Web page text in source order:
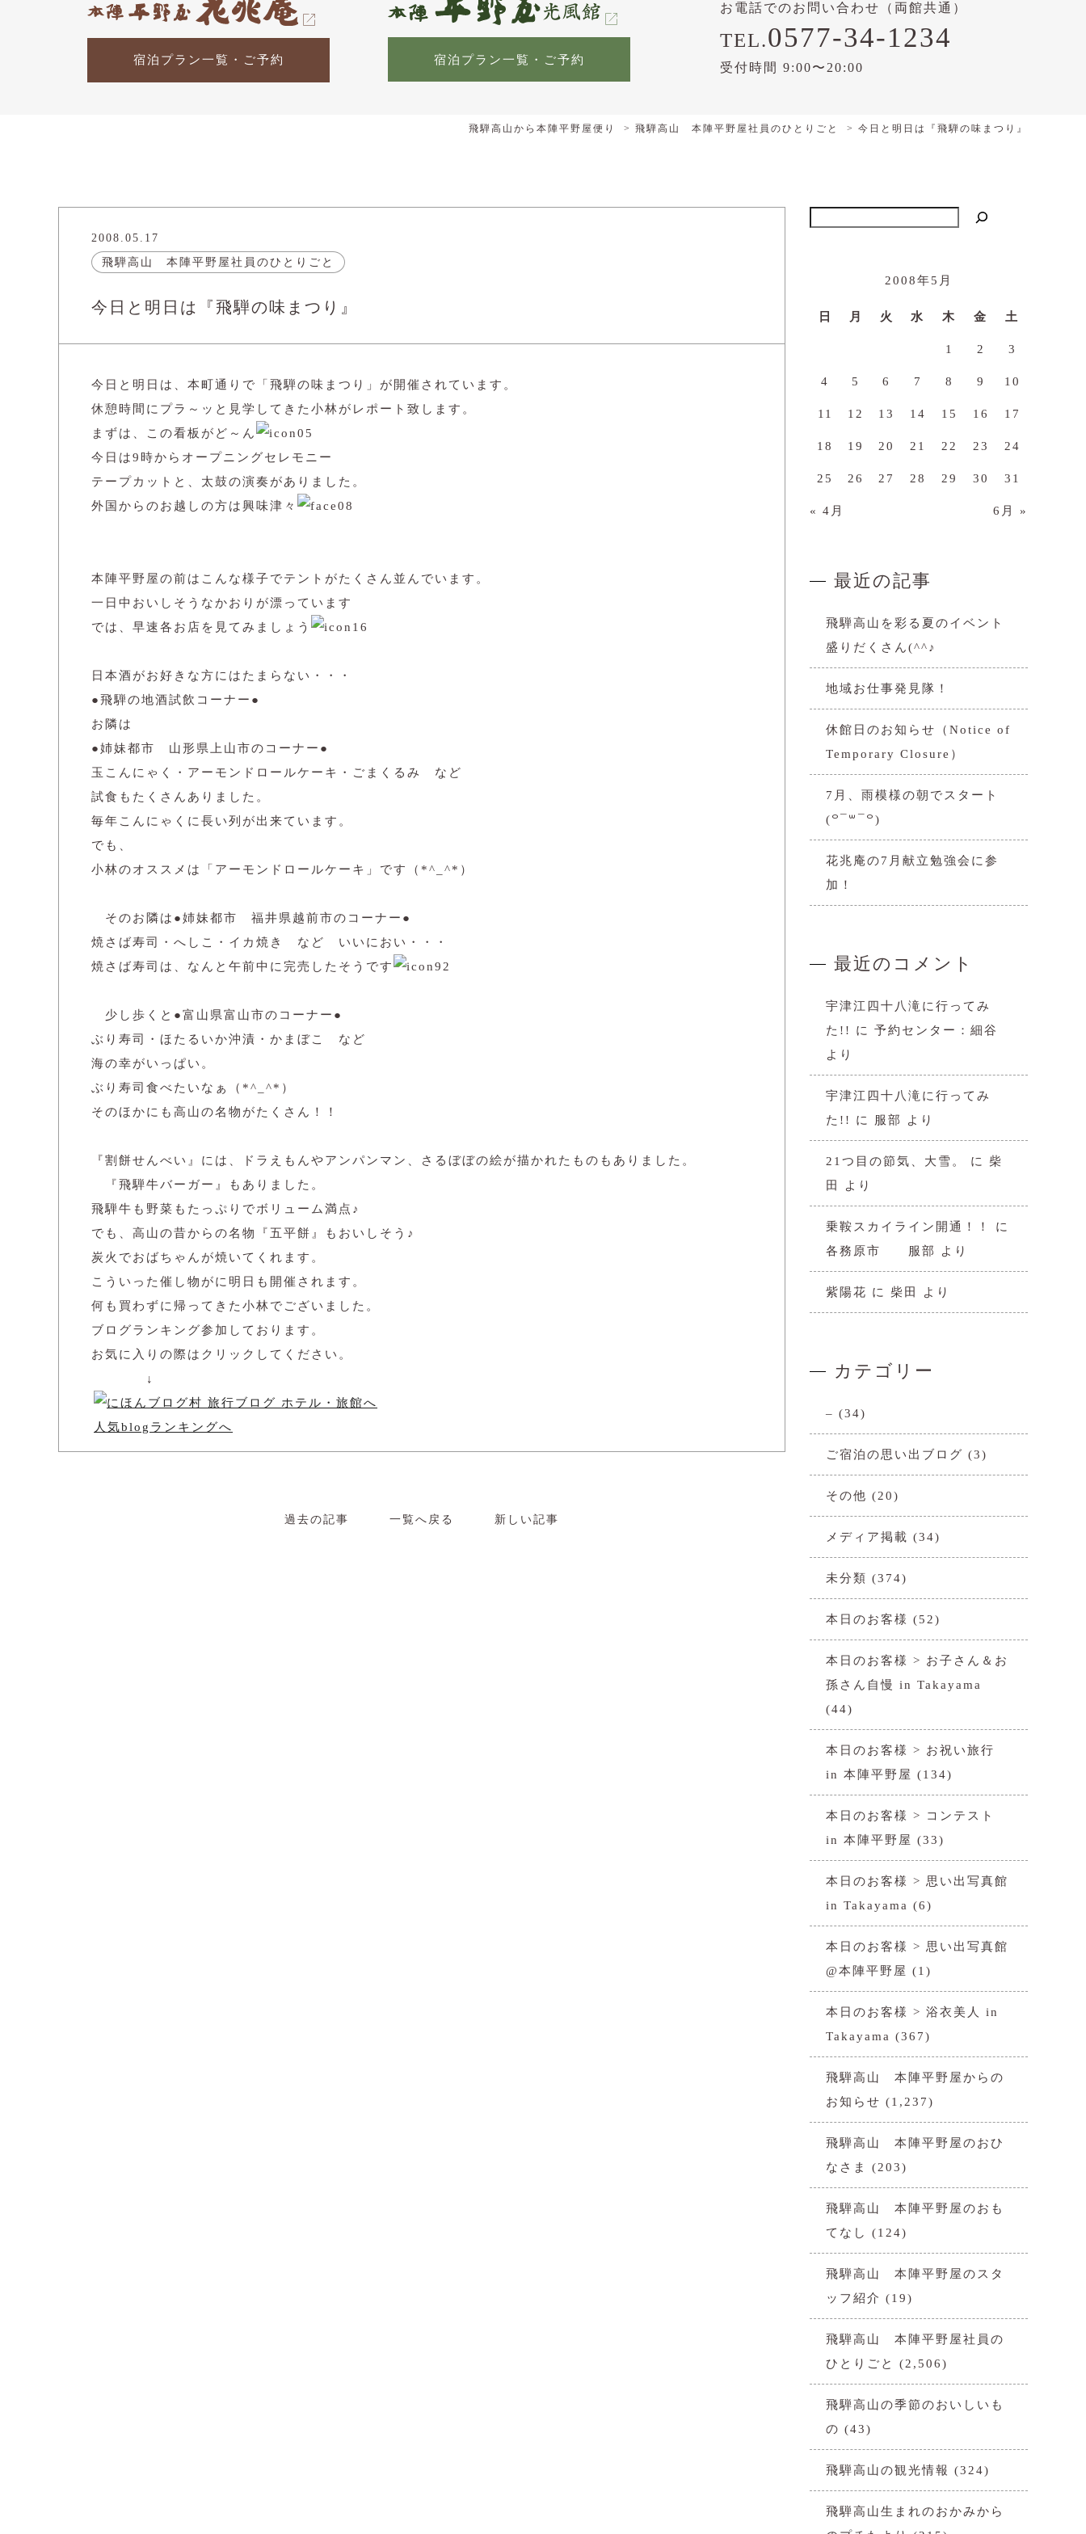
宿泊プラン一覧・ご予約 宿泊プラン一覧・ご予約
お電話でのお問い合わせ（両館共通）
TEL.0577-34-1234
受付時間 9:00〜20:00
飛騨高山から本陣平野屋便り 飛騨高山 本陣平野屋社員のひとりごと 今日と明日は『飛騨の味まつり』
2008.05.17
飛騨高山 本陣平野屋社員のひとりごと
今日と明日は『飛騨の味まつり』
今日と明日は、本町通りで「飛騨の味まつり」が開催されています。
休憩時間にプラ～ッと見学してきた小林がレポート致します。
まずは、この看板がど～ん
今日は9時からオープニングセレモニー
テープカットと、太鼓の演奏がありました。
外国からのお越しの方は興味津々
本陣平野屋の前はこんな様子でテントがたくさん並んでいます。
一日中おいしそうなかおりが漂っています
では、早速各お店を見てみましょう
日本酒がお好きな方にはたまらない・・・
●飛騨の地酒試飲コーナー●
お隣は
●姉妹都市 山形県上山市のコーナー●
玉こんにゃく・アーモンドロールケーキ・ごまくるみ など
試食もたくさんありました。
毎年こんにゃくに長い列が出来ています。
でも、
小林のオススメは「アーモンドロールケーキ」です（*^_^*）
そのお隣は●姉妹都市 福井県越前市のコーナー●
焼さば寿司・へしこ・イカ焼き など いいにおい・・・
焼さば寿司は、なんと午前中に完売したそうです
少し歩くと●富山県富山市のコーナー●
ぶり寿司・ほたるいか沖漬・かまぼこ など
海の幸がいっぱい。
ぶり寿司食べたいなぁ（*^_^*）
そのほかにも高山の名物がたくさん！！
『割餅せんべい』には、ドラえもんやアンパンマン、さるぼぼの絵が描かれたものもありました。
『飛騨牛バーガー』もありました。
飛騨牛も野菜もたっぷりでボリューム満点♪
でも、高山の昔からの名物『五平餅』もおいしそう♪
炭火でおばちゃんが焼いてくれます。
こういった催し物がに明日も開催されます。
何も買わずに帰ってきた小林でございました。
ブログランキング参加しております。
お気に入りの際はクリックしてください。
↓
人気blogランキングへ
過去の記事 一覧へ戻る 新しい記事
2008年5月
日 月 火 水 木 金 土
1 2 3
4 5 6 7 8 9 10
11 12 13 14 15 16 17
18 19 20 21 22 23 24
25 26 27 28 29 30 31
« 4月 6月 »
最近の記事
飛騨高山を彩る夏のイベント
盛りだくさん(^^♪
地域お仕事発見隊！
休館日のお知らせ（Notice of
Temporary Closure）
7月、雨模様の朝でスタート
(꒪¯꒳​¯꒪)
花兆庵の7月献立勉強会に参
加！
最近のコメント
宇津江四十八滝に行ってみ
た!!
に 予約センター：細谷
より
宇津江四十八滝に行ってみ
た!!
に 服部 より
21つ目の節気、大雪。 に 柴
田
より
乗鞍スカイライン開通！！
に
各務原市 服部
より
紫陽花 に 柴田 より
カテゴリー
– (34)
ご宿泊の思い出ブログ (3)
その他 (20)
メディア掲載 (34)
未分類 (374)
本日のお客様 (52)
本日のお客様 > お子さん＆お
孫さん自慢 in Takayama
(44)
本日のお客様 > お祝い旅行
in 本陣平野屋 (134)
本日のお客様 > コンテスト
in 本陣平野屋 (33)
本日のお客様 > 思い出写真館
in Takayama (6)
本日のお客様 > 思い出写真館
@本陣平野屋 (1)
本日のお客様 > 浴衣美人 in
Takayama (367)
飛騨高山 本陣平野屋からの
お知らせ (1,237)
飛騨高山 本陣平野屋のおひ
なさま
(203)
飛騨高山 本陣平野屋のおも
てなし
(124)
飛騨高山 本陣平野屋のスタ
ッフ紹介 (19)
飛騨高山 本陣平野屋社員の
ひとりごと
(2,506)
飛騨高山の季節のおいしいも
の (43)
飛騨高山の観光情報 (324)
飛騨高山生まれのおかみから